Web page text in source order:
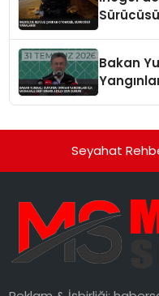
Bakan
Seyahat